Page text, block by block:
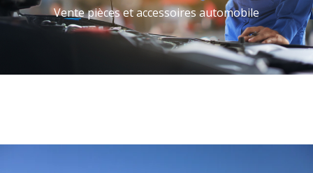
Vente pièces et accessoires automobile